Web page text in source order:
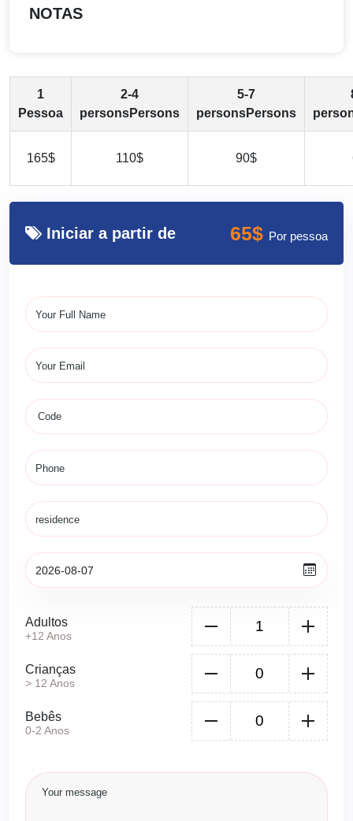
NOTAS
1
Pessoa
2-4
personsPersons
5-7
personsPersons
165$ 110$ 90$
Iniciar a partir de 65$ Por pessoa
Adultos
+12 Anos
Crianças
> 12 Anos
Bebês
0-2 Anos